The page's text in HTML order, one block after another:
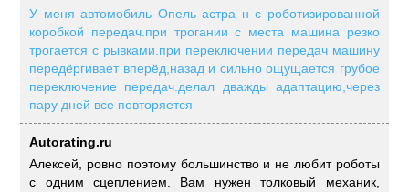
У меня автомобиль Опель астра н с роботизированной
коробкой передач.при трогании с места машина резко
трогается с рывками.при переключении передач машину
передёргивает вперёд,назад и сильно ощущается грубое
переключение передач.делал дважды адаптацию,через
пару дней все повторяется
Autorating.ru
Алексей, ровно поэтому большинство и не любит роботы
с одним сцеплением. Вам нужен толковый механик,